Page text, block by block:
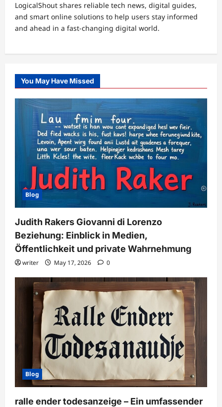
LogicalShout shares reliable tech news, digital guides,
and smart online solutions to help users stay informed
and ahead in a fast-changing digital world.
You May Have Missed
Blog
Judith Rakers Giovanni di Lorenzo
Beziehung: Einblick in Medien,
Öffentlichkeit und private Wahrnehmung
writer May 17, 2026 0
Blog
ralle ender todesanzeige – Ein umfassender